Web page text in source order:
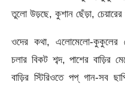
তুলো উড়ছে, কুশান ছেঁড়া,
ওদের কথা, এলোমেলো-কুকুলের
চলার বিকট শব্দ, পাশের বাড়ির
বাড়ির স্টিরিওতে পপ্ গান-সব